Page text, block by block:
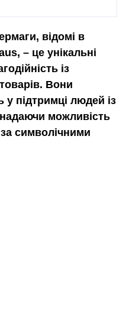
відомі в
– це унікальні
із
Вони
у підтримці людей із
можливість
символічними